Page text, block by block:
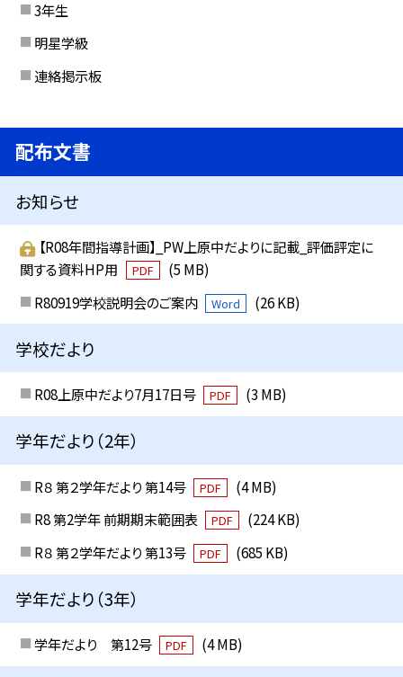
3年生
明星学級
連絡掲示板
配布文書
お知らせ
【R08年間指導計画】_PW上原中だよりに記載_評価評定に
関する資料HP用
PDF
(5 MB)
R80919学校説明会のご案内
Word (26 KB)
学校だより
R08上原中だより7月17日号 PDF (3 MB)
学年だより（2年）
R８ 第２学年だより 第14号 PDF
(4 MB)
R8 第2学年 前期期末範囲表
PDF
(224 KB)
R８ 第２学年だより 第13号
PDF (685 KB)
学年だより（3年）
学年だより 第12号 PDF (4 MB)